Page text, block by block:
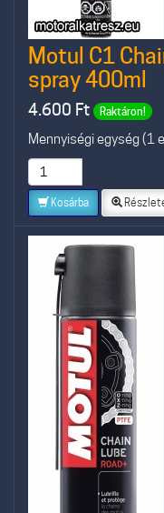
Motul C1
spray 400ml
4.600 Ft Raktáron!
Mennyiségi egység (1
Kosárba